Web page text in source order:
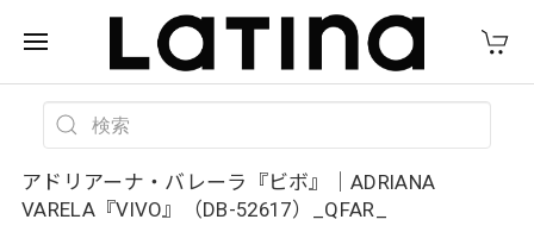
アドリアーナ・バレーラ『ビボ』｜ADRIANA
VARELA『VIVO』（DB-52617）_QFAR_